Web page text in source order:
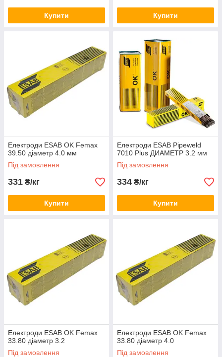
Купити Купити
Електроди ESAB OK Femax
39.50 діаметр 4.0 мм
Під замовлення
331 ₴/кг
Купити
Електроди ESAB Pipeweld
7010 Plus ДИАМЕТР 3.2 мм
Під замовлення
334 ₴/кг
Купити
Електроди ESAB OK Femax
33.80 діаметр 3.2
Під замовлення
Електроди ESAB OK Femax
33.80 діаметр 4.0
Під замовлення